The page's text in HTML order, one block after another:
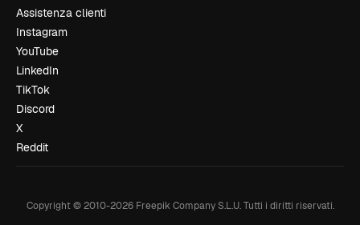
Assistenza clienti
Instagram
YouTube
LinkedIn
TikTok
Discord
X
Reddit
Copyright © 2010-2026Freepik Company S.L.U. Tutti i diritti riservati.